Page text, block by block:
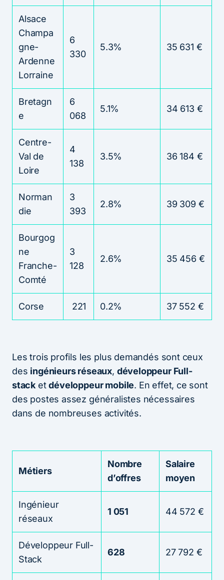
Alsace
Champa
gne-
Ardenne
Lorraine
6
330
5.3% 35 631 €
Bretagn
e
6
068
5.1% 34 613 €
Centre-
Val de
Loire
4
138
3.5% 36 184 €
Norman
die
3
393
2.8% 39 309 €
Bourgog
ne
Franche-
Comté
3
128
2.6% 35 456 €
Corse 221 0.2% 37 552 €
Les trois profils les plus demandés sont ceux
des ingénieurs réseaux, développeur Full-
stack etdéveloppeur mobile. En effet, ce sont
des postes assez généralistes nécessaires
dans de nombreuses activités.
Métiers
Nombre
d’offres
Salaire
moyen
Ingénieur
réseaux
1 051 44 572 €
Développeur Full-
Stack
628 27 792 €